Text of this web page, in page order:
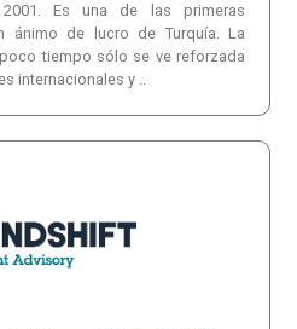
Es una de las primeras
ánimo de lucro de Turquía. La
tiempo sólo se ve reforzada
internacionales y ..